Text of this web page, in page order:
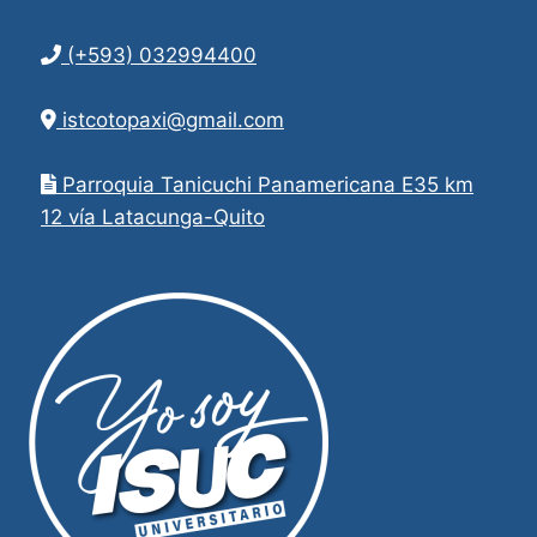
(+593) 032994400
istcotopaxi@gmail.com
Parroquia Tanicuchi Panamericana E35 km
12 vía Latacunga-Quito